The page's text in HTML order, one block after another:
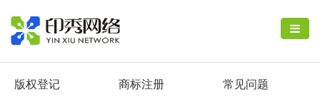
版权登记 商标注册 常见问题